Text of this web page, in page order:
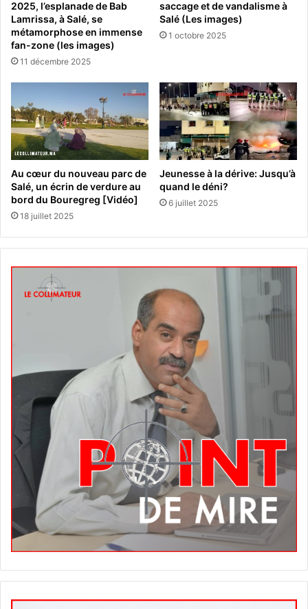
2025, l’esplanade de Bab
Lamrissa, à Salé, se
métamorphose en immense
fan-zone (les images)
11 décembre 2025
saccage et de vandalisme à
Salé (Les images)
1 octobre 2025
Au cœur du nouveau parc de
Salé, un écrin de verdure au
bord du Bouregreg [Vidéo]
18 juillet 2025
Jeunesse à la dérive: Jusqu’à
quand le déni?
6 juillet 2025